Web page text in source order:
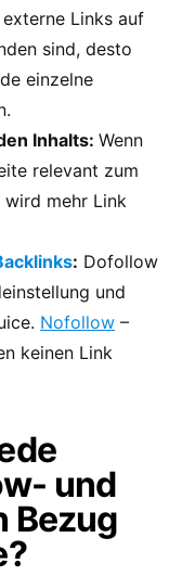
Links auf
sind, desto
einzelne
Inhalts: Wenn
relevant zum
mehr Link
: Dofollow
und
Nofollow –
keinen Link
und
Bezug